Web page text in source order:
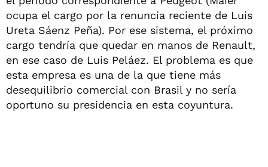
ocupa el cargo por la renuncia reciente de Luis
Ureta Sáenz Peña). Por ese sistema, el próximo
cargo tendría que quedar en manos de Renault,
en ese caso de Luis Peláez. El problema es que
esta empresa es una de la que tiene más
desequilibrio comercial con Brasil y no sería
oportuno su presidencia en esta coyuntura.